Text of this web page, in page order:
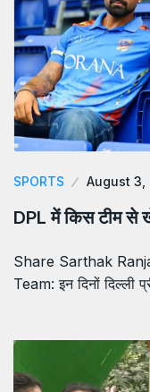
SPORTS August 3,
DPL में किस टीम
Share Sarthak
Team: इन दिनों दिल्ली